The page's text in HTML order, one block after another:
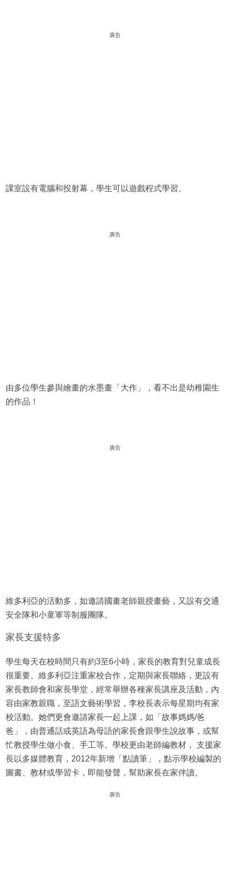
廣告
課室設有電腦和投射幕，學生可以遊戲程式學習。
廣告
由多位學生參與繪畫的水墨畫「大作」，看不出是幼稚園生
的作品！
廣告
維多利亞的活動多，如邀請國畫老師親授畫藝，又設有交通
安全隊和小童軍等制服團隊。
家長支援特多
學生每天在校時間只有約3至6小時，家長的教育對兒童成長
很重要。維多利亞注重家校合作，定期與家長聯絡，更設有
家長教師會和家長學堂，經常舉辦各種家長講座及活動，內
容由家教親職，至語文藝術學習，李校長表示每星期均有家
校活動。她們更會邀請家長一起上課，如「故事媽媽/爸
爸」，由普通話或英語為母語的家長會跟學生說故事，或幫
忙教授學生做小食、手工等。學校更由老師編教材， 支援家
長以多媒體教育，2012年新增「點讀筆」，點示學校編製的
圖書、教材或學習卡，即能發聲，幫助家長在家伴讀。
廣告